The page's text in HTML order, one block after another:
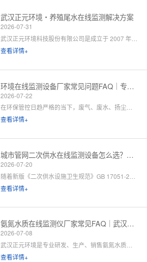
武汉正元环境・养殖尾水在线监测解决方案
2026-07-31
查看详情+
环境在线监测设备厂家常见问题FAQ｜专业厂家答疑解惑
2026-07-22
在环保管控日趋严格的当下，废气、废水、扬尘、噪声等环境在线监测设备已成为工矿企业、园区、市政工程必备的合规配套设施。很多客户在选型、合作、安装运维过程中，常会遇到厂家资质、设备精度、数据联网、售后保障等各类问题。 作为专业环境在线监测设备源头厂家，我们深耕环境监测领域多年，拥有自主研发、生产、销售、运维全链条服务能力。下面针对行业高频咨询问题，整理系统化FAQ答疑，一站式解决您的合作与选型顾虑。 一、厂家实力与资质相关问题
查看详情+
城市管网二次供水在线监测设备怎么选？水务单位高频 FAQ
2026-07-20
查看详情+
氨氮水质在线监测仪厂家常见FAQ｜武汉正元环境专业解答
2026-07-08
查看详情+